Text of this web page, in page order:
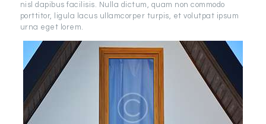
nisl dapibus facilisis. Nulla dictum, quam non commodo
porttitor, ligula lacus ullamcorper turpis, et volutpat ipsum
urna eget lorem.